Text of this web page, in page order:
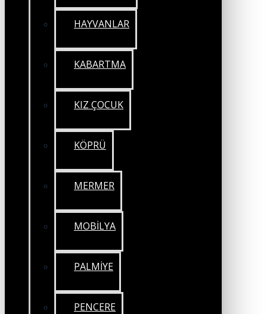
HAYVANLAR
KABARTMA
KIZ ÇOCUK
KÖPRÜ
MERMER
MOBİLYA
PALMİYE
PENCERE